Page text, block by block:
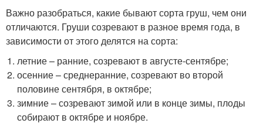
Важно разобраться, какие бывают сорта груш, чем они
отличаются. Груши созревают в разное время года, в
зависимости от этого делятся на сорта:
летние – ранние, созревают в августе-сентябре;
осенние – среднеранние, созревают во второй
половине сентября, в октябре;
зимние – созревают зимой или в конце зимы, плоды
собирают в октябре и ноябре.